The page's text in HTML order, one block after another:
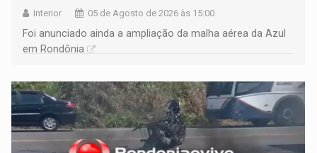
Interior 05 de Agosto de 2026 às 15:00
Foi anunciado ainda a ampliação da malha aérea da Azul
em Rondônia